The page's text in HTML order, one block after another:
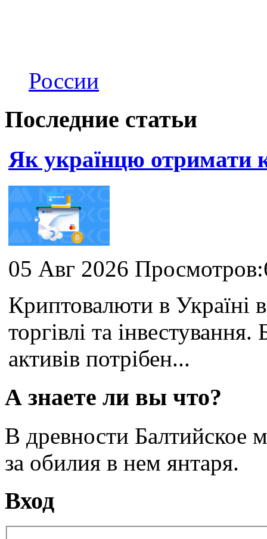
России
Последние статьи
Як українцю отримати
05 Авг 2026
Криптовалюти в Україні
торгівлі та
активів потрібен...
А знаете ли вы что?
В древности Балтийское
за обилия в нем янтаря.
Вход